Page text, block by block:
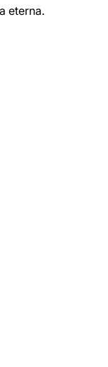
eterna.